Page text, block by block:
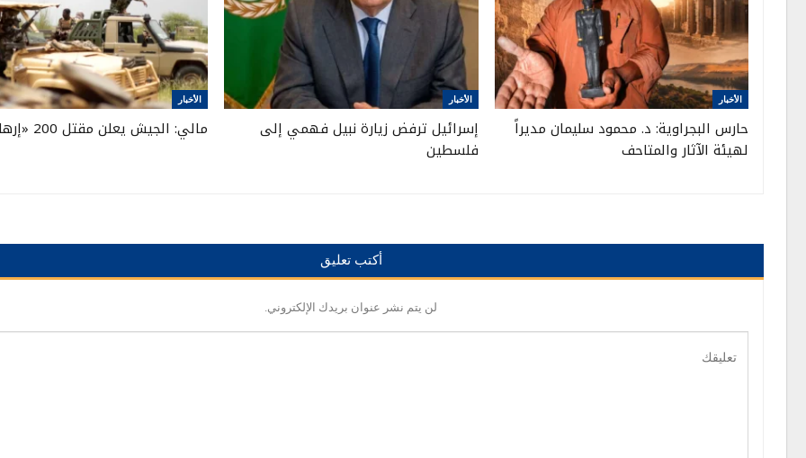
الأخبار
حارس البجراوية: د. محمود سليمان مديراً
لهيئة الآثار والمتاحف
الأخبار
إسرائيل ترفض زيارة نبيل فهمي إلى
فلسطين
الأخبار
مالي: الجيش يعلن مقتل 200 «إرهابي»
أكتب تعليق
لن يتم نشر عنوان بريدك الإلكتروني.